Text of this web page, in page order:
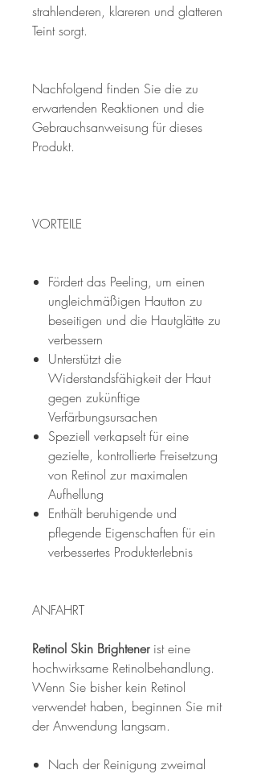
strahlenderen, klareren und glatteren
Teint sorgt.
Nachfolgend finden Sie die zu
erwartenden Reaktionen und die
Gebrauchsanweisung für dieses
Produkt.
VORTEILE
Fördert das Peeling, um einen
ungleichmäßigen Hautton zu
beseitigen und die Hautglätte zu
verbessern
Unterstützt die
Widerstandsfähigkeit der Haut
gegen zukünftige
Verfärbungsursachen
Speziell verkapselt für eine
gezielte, kontrollierte Freisetzung
von Retinol zur maximalen
Aufhellung
Enthält beruhigende und
pflegende Eigenschaften für ein
verbessertes Produkterlebnis
ANFAHRT
Retinol Skin Brightenerist eine
hochwirksame Retinolbehandlung.
Wenn Sie bisher kein Retinol
verwendet haben, beginnen Sie mit
der Anwendung langsam.
Nach der Reinigung zweimal